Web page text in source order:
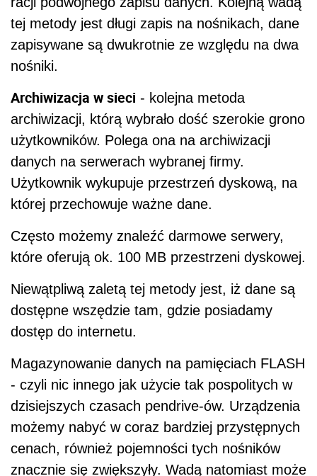
tej metody jest długi zapis na nośnikach, dane
zapisywane są dwukrotnie ze względu na dwa
nośniki.
Archiwizacja w sieci - kolejna metoda
archiwizacji, którą wybrało dość szerokie grono
użytkowników. Polega ona na archiwizacji
danych na serwerach wybranej firmy.
Użytkownik wykupuje przestrzeń dyskową, na
której przechowuje ważne dane.
Często możemy znaleźć darmowe serwery,
które oferują ok. 100 MB przestrzeni dyskowej.
Niewątpliwą zaletą tej metody jest, iż dane są
dostępne wszędzie tam, gdzie posiadamy
dostęp do internetu.
Magazynowanie danych na pamięciach FLASH
- czyli nic innego jak użycie tak pospolitych w
dzisiejszych czasach pendrive-ów. Urządzenia
możemy nabyć w coraz bardziej przystępnych
cenach, również pojemności tych nośników
znacznie się zwiększyły. Wadą natomiast może